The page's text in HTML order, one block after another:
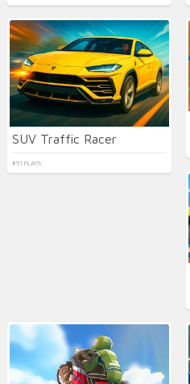
SUV Traffic Racer
851 PLAYS